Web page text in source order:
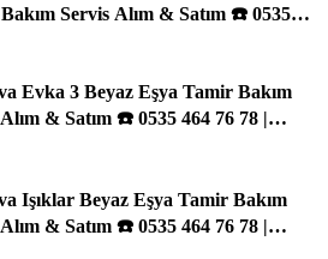
Servis Alım & Satım ☎️ 0535
Evka 3 Beyaz Eşya Tamir Bakım
& Satım ☎️ 0535 464 76 78 |
Işıklar Beyaz Eşya Tamir Bakım
& Satım ☎️ 0535 464 76 78 |